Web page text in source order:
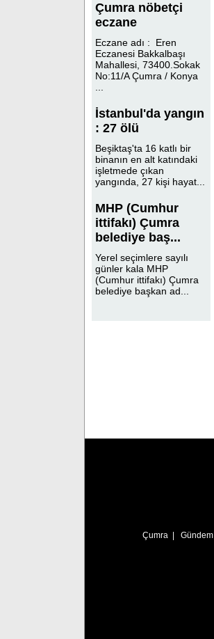
Çumra nöbetçi
eczane
Eczane adı : Eren
Eczanesi Bakkalbaşı
Mahallesi, 73400.Sokak
No:11/A Çumra / Konya
İstanbul'da yangın
: 27 ölü
Beşiktaş'ta 16 katlı bir
binanın en alt katındaki
işletmede çıkan
yangında, 27 kişi hayat...
MHP (Cumhur
ittifakı) Çumra
belediye baş...
Yerel seçimlere sayılı
günler kala MHP
(Cumhur ittifakı) Çumra
belediye başkan ad...
Çumra Gündem